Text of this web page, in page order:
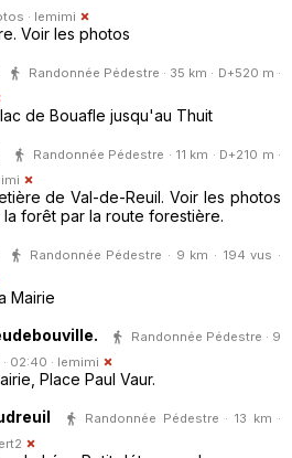
· lemimi
Voir les photos
Randonnée Pédestre · 35 km · D+520 m ·
de Bouafle jusqu'au Thuit
Randonnée Pédestre · 11 km · D+210 m ·
de Val-de-Reuil. Voir les photos
la forêt par la route forestière.
Randonnée Pédestre · 9 km · 194 vus ·
Mairie
Randonnée Pédestre · 9
02:40 · lemimi
Place Paul Vaur.
Randonnée Pédestre · 13 km ·